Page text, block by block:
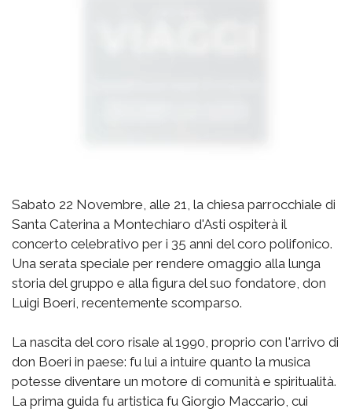
Sabato 22 Novembre, alle 21, la chiesa parrocchiale di
Santa Caterina a Montechiaro d'Asti ospiterà il
concerto celebrativo per i 35 anni del coro polifonico.
Una serata speciale per rendere omaggio alla lunga
storia del gruppo e alla figura del suo fondatore, don
Luigi Boeri, recentemente scomparso.
La nascita del coro risale al 1990, proprio con l'arrivo di
don Boeri in paese: fu lui a intuire quanto la musica
potesse diventare un motore di comunità e spiritualità.
La prima guida fu artistica fu Giorgio Maccario, cui